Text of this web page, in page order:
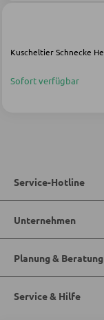
Sofort verfügbar
Service-Hotline
Unternehmen
Planung & Beratung
Service & Hilfe